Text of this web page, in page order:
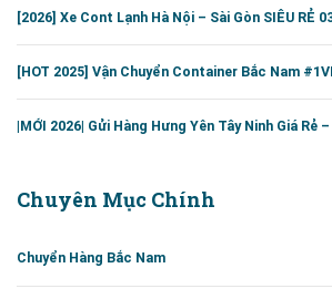
[2026] Xe Cont Lạnh Hà Nội – Sài Gòn SIÊU RẺ
[HOT 2025] Vận Chuyển Container Bắc Nam
|MỚI 2026| Gửi Hàng Hưng Yên Tây Ninh Giá Rẻ
Chuyên Mục Chính
Chuyển Hàng Bắc Nam